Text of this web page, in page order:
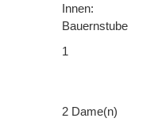
Innen:
Bauernstube
1
2 Dame(n)